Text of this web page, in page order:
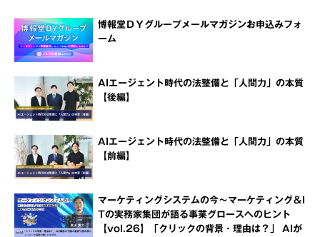
博報堂ＤＹグループメールマガジンお申込みフォ
ーム
AIエージェント時代の法整備と「人間力」の本質
【後編】
AIエージェント時代の法整備と「人間力」の本質
【前編】
マーケティングシステムの今～マーケティング＆I
Tの実務家集団が語る事業グロースへのヒント
【vol.26】「クリックの背景・理由は？」 AIが